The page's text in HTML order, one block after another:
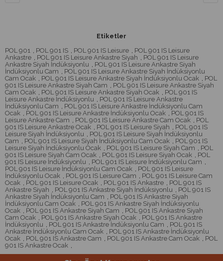
Etiketler
POL 901 , POL 901 IS , POL 901 IS Leisure , POL 901 IS Leisure
Ankastre , POL 901 IS Leisure Ankastre Siyah , POL 901 IS Leisure
Ankastre Siyah İndüksiyonlu , POL 901 IS Leisure Ankastre Siyah
İndüksiyonlu Cam , POL 901 IS Leisure Ankastre Siyah İndüksiyonlu
Cam Ocak , POL 901 IS Leisure Ankastre Siyah İndüksiyonlu Ocak , POL
901 IS Leisure Ankastre Siyah Cam , POL 901 IS Leisure Ankastre Siyah
Cam Ocak , POL 901 IS Leisure Ankastre Siyah Ocak , POL 901 IS
Leisure Ankastre İndüksiyonlu , POL 901 IS Leisure Ankastre
İndüksiyonlu Cam , POL 901 IS Leisure Ankastre İndüksiyonlu Cam
Ocak , POL 901 IS Leisure Ankastre İndüksiyonlu Ocak , POL 901 IS
Leisure Ankastre Cam , POL 901 IS Leisure Ankastre Cam Ocak , POL
901 IS Leisure Ankastre Ocak , POL 901 IS Leisure Siyah , POL 901 IS
Leisure Siyah İndüksiyonlu , POL 901 IS Leisure Siyah İndüksiyonlu
Cam , POL 901 IS Leisure Siyah İndüksiyonlu Cam Ocak , POL 901 IS
Leisure Siyah İndüksiyonlu Ocak , POL 901 IS Leisure Siyah Cam , POL
901 IS Leisure Siyah Cam Ocak , POL 901 IS Leisure Siyah Ocak , POL
901 IS Leisure İndüksiyonlu , POL 901 IS Leisure İndüksiyonlu Cam ,
POL 901 IS Leisure İndüksiyonlu Cam Ocak , POL 901 IS Leisure
İndüksiyonlu Ocak , POL 901 IS Leisure Cam , POL 901 IS Leisure Cam
Ocak , POL 901 IS Leisure Ocak , POL 901 IS Ankastre , POL 901 IS
Ankastre Siyah , POL 901 IS Ankastre Siyah İndüksiyonlu , POL 901 IS
Ankastre Siyah İndüksiyonlu Cam , POL 901 IS Ankastre Siyah
İndüksiyonlu Cam Ocak , POL 901 IS Ankastre Siyah İndüksiyonlu
Ocak , POL 901 IS Ankastre Siyah Cam , POL 901 IS Ankastre Siyah
Cam Ocak , POL 901 IS Ankastre Siyah Ocak , POL 901 IS Ankastre
İndüksiyonlu , POL 901 IS Ankastre İndüksiyonlu Cam , POL 901 IS
Ankastre İndüksiyonlu Cam Ocak , POL 901 IS Ankastre İndüksiyonlu
Ocak , POL 901 IS Ankastre Cam , POL 901 IS Ankastre Cam Ocak , POL
901 IS Ankastre Ocak ,